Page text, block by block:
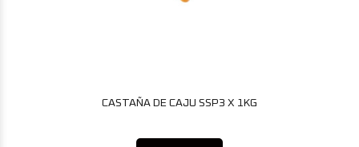
CASTAÑA DE CAJU SSP3 X 1KG